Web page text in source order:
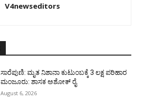
V4newseditors
ಸಾರೆಪುಣಿ: ಮೃತ ನಿಶಾನಾ ಕುಟುಂಬಕ್ಕೆ 3 ಲಕ್ಷ ಪರಿಹಾರ
ಮಂಜೂರು: ಶಾಸಕ ಅಶೋಕ್ ರೈ
August 6, 2026